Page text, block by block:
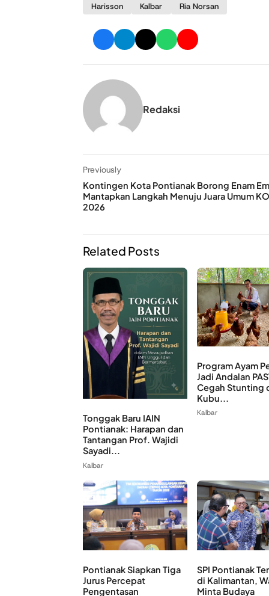
Harisson Kalbar Ria Norsan
Redaksi
Previously
Kontingen Kota Pontianak Borong Enam
Mantapkan Langkah Menuju Juara Umum
2026
Related Posts
Tonggak Baru IAIN
Pontianak: Harapan dan
Tantangan Prof. Wajidi
Sayadi...
Kalbar
Program Ayam
Jadi Andalan
Cegah Stunting
Kubu...
Kalbar
Pontianak Siapkan Tiga
Jurus Percepat
Pengentasan
SPI Pontianak
di Kalimantan,
Minta Budaya